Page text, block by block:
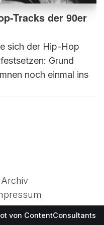
Tracks der 90er
sich der Hip-Hop
Grund
noch einmal ins
Archiv
von ContentConsultants